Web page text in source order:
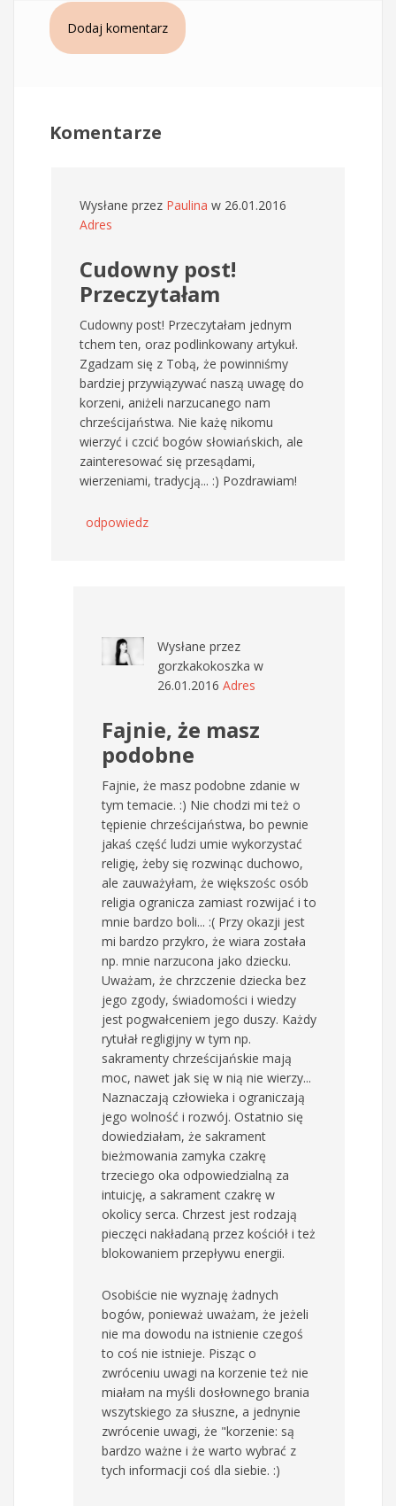
Dodaj komentarz
Komentarze
Wysłane przez Paulina w 26.01.2016
Adres
Cudowny post!
Przeczytałam
Cudowny post! Przeczytałam jednym
tchem ten, oraz podlinkowany artykuł.
Zgadzam się z Tobą, że powinniśmy
bardziej przywiązywać naszą uwagę do
korzeni, aniżeli narzucanego nam
chrześcijaństwa. Nie każę nikomu
wierzyć i czcić bogów słowiańskich, ale
zainteresować się przesądami,
wierzeniami, tradycją... :) Pozdrawiam!
odpowiedz
Wysłane przez
gorzkakokoszka w
26.01.2016 Adres
Fajnie, że masz
podobne
Fajnie, że masz podobne zdanie w
tym temacie. :) Nie chodzi mi też o
tępienie chrześcijaństwa, bo pewnie
jakaś część ludzi umie wykorzystać
religię, żeby się rozwinąc duchowo,
ale zauważyłam, że większośc osób
religia ogranicza zamiast rozwijać i to
mnie bardzo boli... :( Przy okazji jest
mi bardzo przykro, że wiara została
np. mnie narzucona jako dziecku.
Uważam, że chrzczenie dziecka bez
jego zgody, świadomości i wiedzy
jest pogwałceniem jego duszy. Każdy
rytułał regligijny w tym np.
sakramenty chrześcijańskie mają
moc, nawet jak się w nią nie wierzy...
Naznaczają człowieka i ograniczają
jego wolność i rozwój. Ostatnio się
dowiedziałam, że sakrament
bieżmowania zamyka czakrę
trzeciego oka odpowiedzialną za
intuicję, a sakrament czakrę w
okolicy serca. Chrzest jest rodzają
pieczęci nakładaną przez kościół i też
blokowaniem przepływu energii.
Osobiście nie wyznaję żadnych
bogów, ponieważ uważam, że jeżeli
nie ma dowodu na istnienie czegoś
to coś nie istnieje. Pisząc o
zwróceniu uwagi na korzenie też nie
miałam na myśli dosłownego brania
wszytskiego za słuszne, a jednynie
zwrócenie uwagi, że "korzenie: są
bardzo ważne i że warto wybrać z
tych informacji coś dla siebie. :)